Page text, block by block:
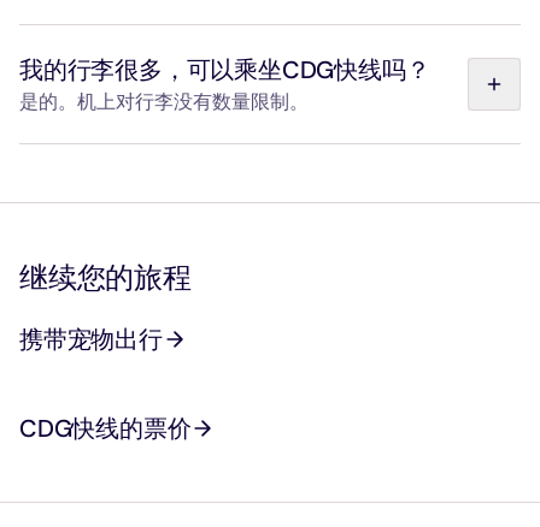
节车厢均设有残障人士专用区域（含1.5米宽的转身空
间）、紧急按钮及无障碍卫生间。 车站提供免费协助服
务，请通过在线预订表单在发车前24小时内完成预约。请
我的行李很多，可以乘坐CDG快线吗？
是的。机上对行李没有数量限制。
自行车、婴儿车、运动器材等）。请访问我们的“我的行李”
继续您的旅程
携带宠物出行
CDG快线的票价